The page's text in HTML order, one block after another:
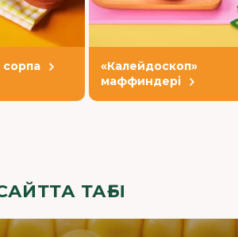
сорпа
«Калейдоскоп»
маффиндері
ТАҒЫ